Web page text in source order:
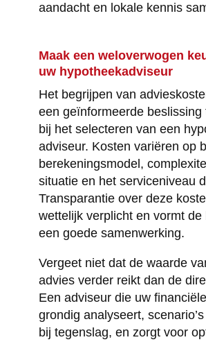
aandacht en lokale kennis
Maak een weloverwogen
uw hypotheekadviseur
Het begrijpen van
een geïnformeerde beslissing
bij het selecteren van een
adviseur. Kosten variëren op
berekeningsmodel,
situatie en het serviceniveau
Transparantie over deze
wettelijk verplicht en vormt de
een goede samenwerking.
Vergeet niet dat de waarde
advies verder reikt dan de
Een adviseur die uw
grondig analyseert,
bij tegenslag, en zorgt voor